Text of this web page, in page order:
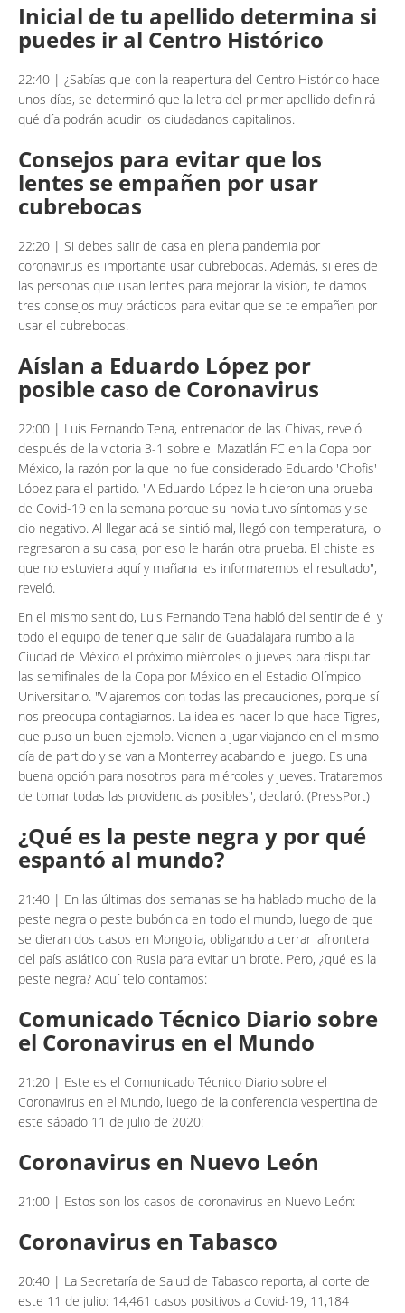
Inicial de tu apellido determina si
puedes ir al Centro Histórico
22:40 | ¿Sabías que con la reapertura del Centro Histórico hace
unos días, se determinó que la letra del primer apellido definirá
qué día podrán acudir los ciudadanos capitalinos.
Consejos para evitar que los
lentes se empañen por usar
cubrebocas
22:20 | Si debes salir de casa en plena pandemia por
coronavirus es importante usar cubrebocas. Además, si eres de
las personas que usan lentes para mejorar la visión, te damos
tres consejos muy prácticos para evitar que se te empañen por
usar el cubrebocas.
Aíslan a Eduardo López por
posible caso de Coronavirus
22:00 | Luis Fernando Tena, entrenador de las Chivas, reveló
después de la victoria 3-1 sobre el Mazatlán FC en la Copa por
México, la razón por la que no fue considerado Eduardo 'Chofis'
López para el partido. "A Eduardo López le hicieron una prueba
de Covid-19 en la semana porque su novia tuvo síntomas y se
dio negativo. Al llegar acá se sintió mal, llegó con temperatura, lo
regresaron a su casa, por eso le harán otra prueba. El chiste es
que no estuviera aquí y mañana les informaremos el resultado",
reveló.
En el mismo sentido, Luis Fernando Tena habló del sentir de él y
todo el equipo de tener que salir de Guadalajara rumbo a la
Ciudad de México el próximo miércoles o jueves para disputar
las semifinales de la Copa por México en el Estadio Olímpico
Universitario. "Viajaremos con todas las precauciones, porque sí
nos preocupa contagiarnos. La idea es hacer lo que hace Tigres,
que puso un buen ejemplo. Vienen a jugar viajando en el mismo
día de partido y se van a Monterrey acabando el juego. Es una
buena opción para nosotros para miércoles y jueves. Trataremos
de tomar todas las providencias posibles", declaró. (PressPort)
¿Qué es la peste negra y por qué
espantó al mundo?
21:40 | En las últimas dos semanas se ha hablado mucho de la
peste negra o peste bubónica en todo el mundo, luego de que
se dieran dos casos en Mongolia, obligando a cerrar lafrontera
del país asiático con Rusia para evitar un brote. Pero, ¿qué es la
peste negra? Aquí telo contamos:
Comunicado Técnico Diario sobre
el Coronavirus en el Mundo
21:20 | Este es el Comunicado Técnico Diario sobre el
Coronavirus en el Mundo, luego de la conferencia vespertina de
este sábado 11 de julio de 2020:
Coronavirus en Nuevo León
21:00 | Estos son los casos de coronavirus en Nuevo León:
Coronavirus en Tabasco
20:40 | La Secretaría de Salud de Tabasco reporta, al corte de
este 11 de julio: 14,461 casos positivos a Covid-19, 11,184